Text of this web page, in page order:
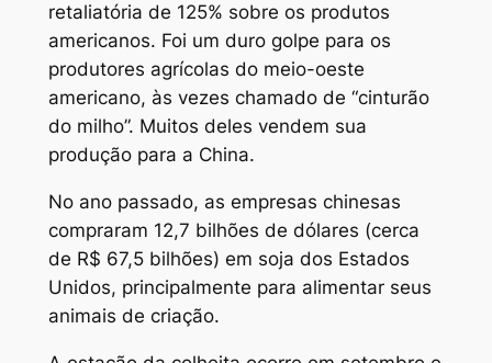
retaliatória de 125% sobre os produtos
americanos. Foi um duro golpe para os
produtores agrícolas do meio-oeste
americano, às vezes chamado de “cinturão
do milho”. Muitos deles vendem sua
produção para a China.
No ano passado, as empresas chinesas
compraram 12,7 bilhões de dólares (cerca
de R$ 67,5 bilhões) em soja dos Estados
Unidos, principalmente para alimentar seus
animais de criação.